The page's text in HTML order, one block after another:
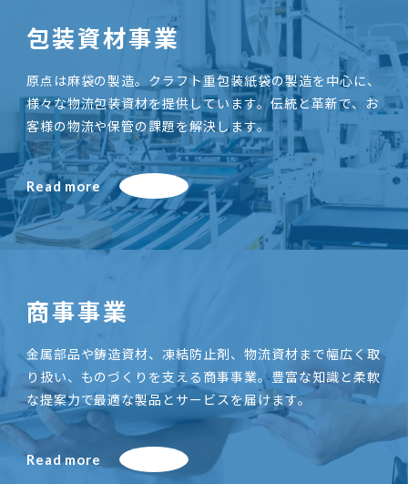
包装資材事業
原点は麻袋の製造。クラフト重包装紙袋の製造を中心に、
様々な物流包装資材を提供しています。伝統と革新で、お
客様の物流や保管の課題を解決します。
Read more
商事事業
金属部品や鋳造資材、凍結防止剤、物流資材まで幅広く取
り扱い、ものづくりを支える商事事業。豊富な知識と柔軟
な提案力で最適な製品とサービスを届けます。
Read more